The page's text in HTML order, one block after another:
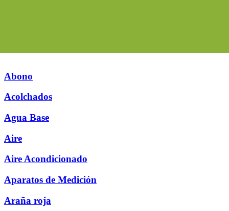
Abono
Acolchados
Agua Base
Aire
Aire Acondicionado
Aparatos de Medición
Araña roja